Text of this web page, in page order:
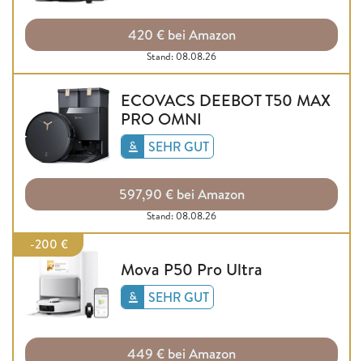
420 € bei Amazon
Stand: 08.08.26
ECOVACS DEEBOT T50 MAX
PRO OMNI
SEHR GUT
597,90 € bei Amazon
Stand: 08.08.26
-200 €
Mova P50 Pro Ultra
SEHR GUT
449 € bei Amazon